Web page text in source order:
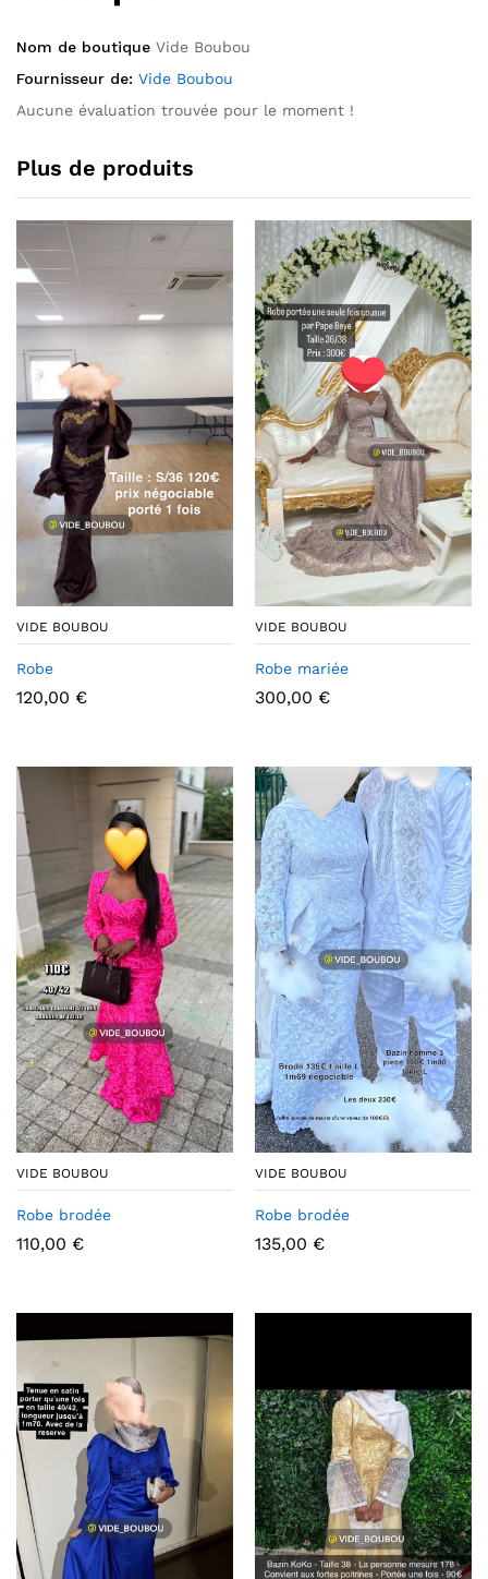
Nom de boutique Vide Boubou
Fournisseur de: Vide Boubou
Aucune évaluation trouvée pour le moment !
Plus de produits
VIDE BOUBOU
Robe
120,00 €
VIDE BOUBOU
Robe mariée
300,00 €
VIDE BOUBOU
Robe brodée
110,00 €
VIDE BOUBOU
Robe brodée
135,00 €